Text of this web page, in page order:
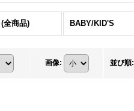
全商品) BABY/KID'S
画像: 並び順: